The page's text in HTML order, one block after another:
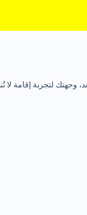
وجهتك لتجربة إقامة